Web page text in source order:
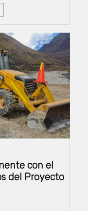
con el
del Proyecto